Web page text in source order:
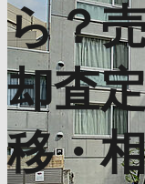
ら？
却査
移・